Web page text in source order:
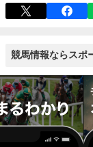
競馬情報ならスポ